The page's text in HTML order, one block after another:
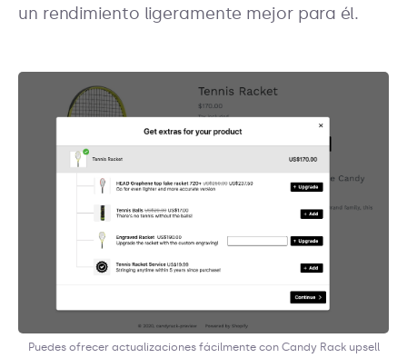
un rendimiento ligeramente mejor para él.
Puedes ofrecer actualizaciones fácilmente con Candy Rack upsell